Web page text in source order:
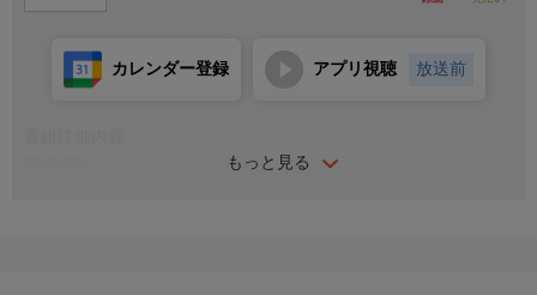
もっと見る
カレンダー登録 アプリ視聴 放送前